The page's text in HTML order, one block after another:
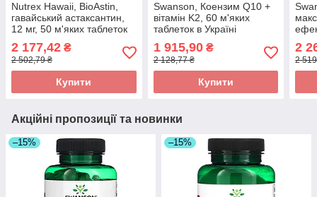
Nutrex Hawaii, BioAstin,
гавайський астаксантин,
12 мг, 50 м'яких таблеток
оригінал
2 177,42 ₴
2 502,79 ₴
Купити
Swanson, Коензим Q10 +
вітамін K2, 60 м'яких
таблеток в Україні
оригінал
1 915,90₴
2 128,77 ₴
Купити
30
2
2
Акційні пропозиції та новинки
–15% –15%